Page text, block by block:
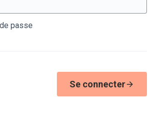
passe
Se connecter